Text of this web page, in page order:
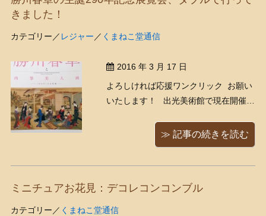
きました！
カテゴリー／ レジャー／ くまねこ堂通信
2016 年 3 月 17 日
よろしければ応援ワンクリック お願い
いたします！ 出光美術館で現在開催中
美人画－＜みやび＞の女性像」に行っ
て参りました！ 勝川春章（1726年？-
られて ...
≫ 記事の続きを読む
ミニチュアお花見：デコレコンコンブル
カテゴリー／ くまねこ堂通信